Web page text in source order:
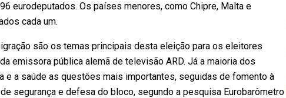
eurodeputados. Os países menores, como Chipre, Malta e
cada um.
são os temas principais desta eleição para os eleitores
emissora pública alemã de televisão ARD. Já a maioria dos
e a saúde as questões mais importantes, seguidas de fomento à
segurança e defesa do bloco, segundo a pesquisa Eurobarômetro